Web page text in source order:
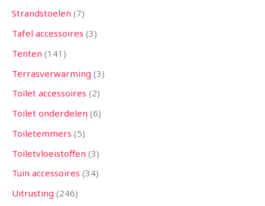
Strandstoelen 7
Tafel accessoires 3
Tenten 141
Terrasverwarming 3
Toilet accessoires 2
Toilet onderdelen 6
Toiletemmers 5
Toiletvloeistoffen 3
Tuin accessoires 34
Uitrusting 246